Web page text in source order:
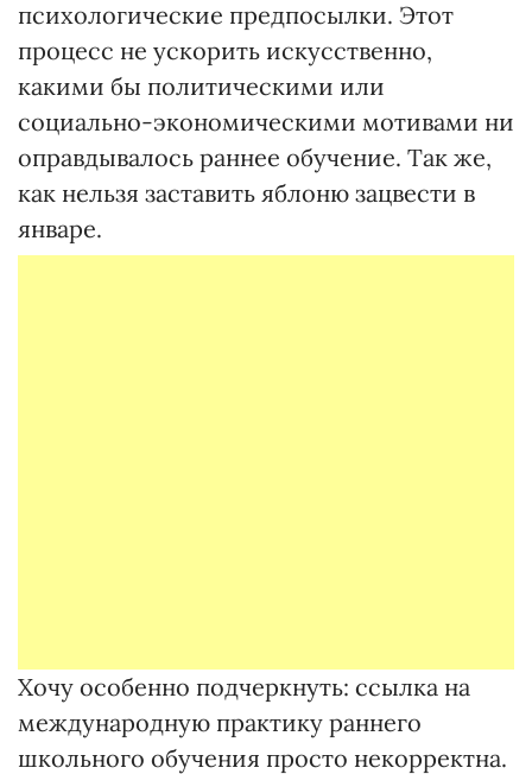
психологические предпосылки. Этот
процесс не ускорить искусственно,
какими бы политическими или
социально-экономическими мотивами ни
оправдывалось раннее обучение. Так же,
как нельзя заставить яблоню зацвести в
январе.
Хочу особенно подчеркнуть: ссылка на
международную практику раннего
школьного обучения просто некорректна.